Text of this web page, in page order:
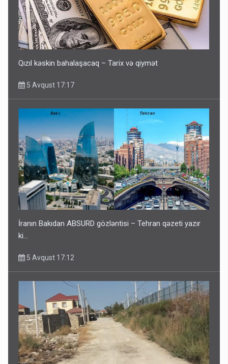
Qızıl kəskin bahalaşacaq – Tarix və qiymət
5 Avqust 17:17
İranın Bakıdan ABSURD gözləntisi – Tehran qəzeti yazır
ki…
5 Avqust 17:12